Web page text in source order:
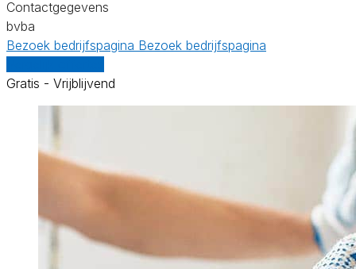
Contactgegevens
bvba
Bezoek bedrijfspagina Bezoek bedrijfspagina
Gratis - Vrijblijvend